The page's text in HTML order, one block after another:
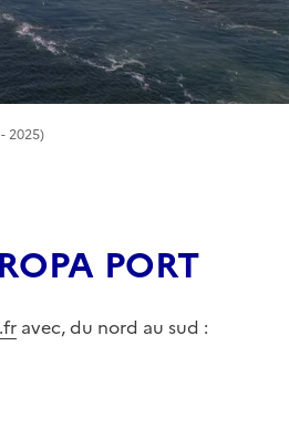
2025)
PORT
avec, du nord au sud :